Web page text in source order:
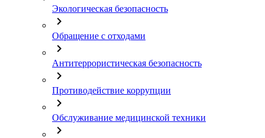
Экологическая безопасность
chevron_right
Обращение с отходами
chevron_right
Антитеррористическая безопасность
chevron_right
Противодействие коррупции
chevron_right
Обслуживание медицинской техники
chevron_right